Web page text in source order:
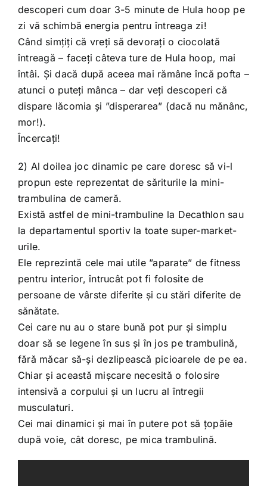
descoperi cum doar 3-5 minute de Hula hoop pe
zi vă schimbă energia pentru întreaga zi!
Când simțiți că vreți să devorați o ciocolată
întreagă – faceți câteva ture de Hula hoop, mai
întâi. Și dacă după aceea mai rămâne încă pofta –
atunci o puteți mânca – dar veți descoperi că
dispare lăcomia și ”disperarea” (dacă nu mănânc,
mor!).
Încercați!
2) Al doilea joc dinamic pe care doresc să vi-l
propun este reprezentat de săriturile la mini-
trambulina de cameră.
Există astfel de mini-trambuline la Decathlon sau
la departamentul sportiv la toate super-market-
urile.
Ele reprezintă cele mai utile ”aparate” de fitness
pentru interior, întrucât pot fi folosite de
persoane de vârste diferite și cu stări diferite de
sănătate.
Cei care nu au o stare bună pot pur și simplu
doar să se legene în sus și în jos pe trambulină,
fără măcar să-și dezlipească picioarele de pe ea.
Chiar și această mișcare necesită o folosire
intensivă a corpului și un lucru al întregii
musculaturi.
Cei mai dinamici și mai în putere pot să țopăie
după voie, cât doresc, pe mica trambulină.